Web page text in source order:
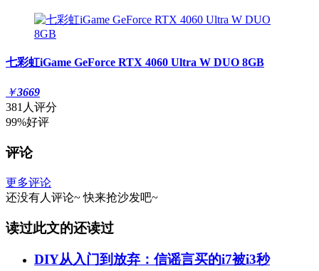
七彩虹iGame GeForce RTX 4060 Ultra W DUO 8GB
￥3669
381人评分
99%好评
评论
更多评论
还没有人评论~ 快来抢沙发吧~
读过此文的还读过
DIY从入门到放弃：信谣言买的i7被i3秒